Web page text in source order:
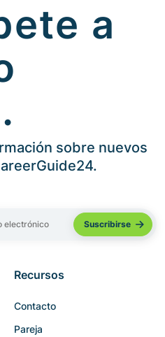
a
sobre nuevos
Recursos
Contacto
Pareja